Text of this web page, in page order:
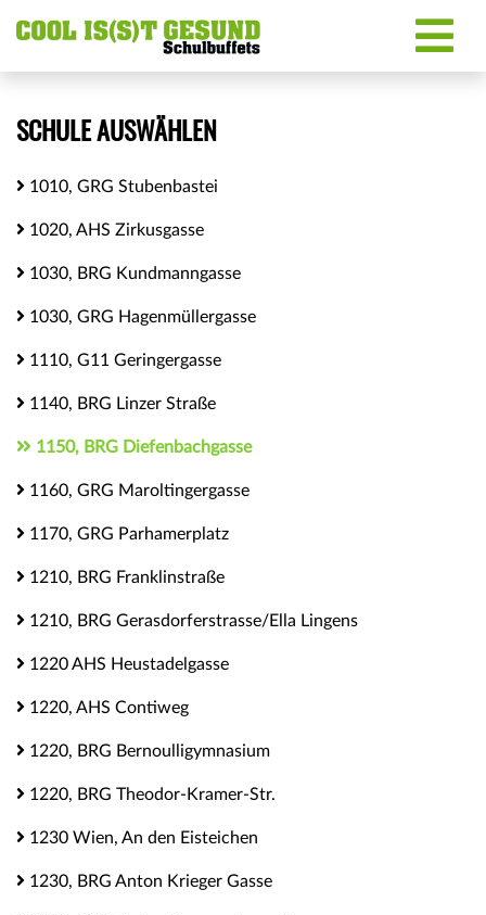
SCHULE AUSWÄHLEN
1010, GRG Stubenbastei
1020, AHS Zirkusgasse
1030, BRG Kundmanngasse
1030, GRG Hagenmüllergasse
1110, G11 Geringergasse
1140, BRG Linzer Straße
1150, BRG Diefenbachgasse
1160, GRG Maroltingergasse
1170, GRG Parhamerplatz
1210, BRG Franklinstraße
1210, BRG Gerasdorferstrasse/Ella Lingens
1220 AHS Heustadelgasse
1220, AHS Contiweg
1220, BRG Bernoulligymnasium
1220, BRG Theodor-Kramer-Str.
1230 Wien, An den Eisteichen
1230, BRG Anton Krieger Gasse